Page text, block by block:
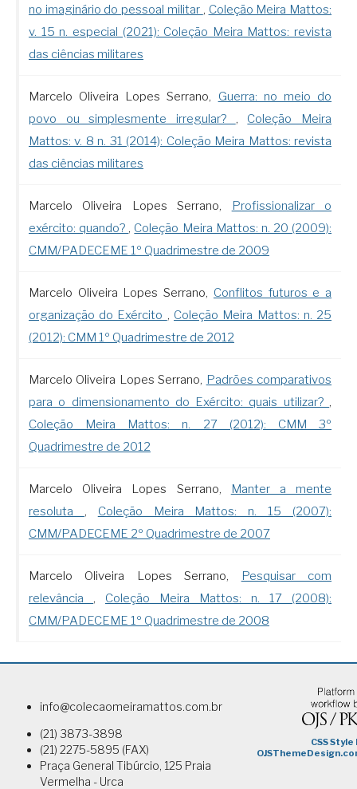
no imaginário do pessoal militar , Coleção Meira Mattos:
v. 15 n. especial (2021): Coleção Meira Mattos: revista
das ciências militares
Marcelo Oliveira Lopes Serrano, Guerra: no meio do
povo ou simplesmente irregular? , Coleção Meira
Mattos: v. 8 n. 31 (2014): Coleção Meira Mattos: revista
das ciências militares
Marcelo Oliveira Lopes Serrano,
Profissionalizar o
exército: quando? , Coleção Meira Mattos: n. 20 (2009):
CMM/PADECEME 1º Quadrimestre de 2009
Marcelo Oliveira Lopes Serrano, Conflitos futuros e a
organização do Exército , Coleção Meira Mattos: n. 25
(2012): CMM 1º Quadrimestre de 2012
Marcelo Oliveira Lopes Serrano, Padrões comparativos
para o dimensionamento do Exército: quais utilizar? ,
Coleção Meira Mattos: n. 27 (2012): CMM 3º
Quadrimestre de 2012
Marcelo Oliveira Lopes Serrano,
Manter a mente
resoluta , Coleção Meira Mattos: n. 15 (2007):
CMM/PADECEME 2º Quadrimestre de 2007
Marcelo Oliveira Lopes Serrano,
Pesquisar com
relevância , Coleção Meira Mattos: n. 17 (2008):
CMM/PADECEME 1º Quadrimestre de 2008
info@colecaomeiramattos.com.br
(21) 3873-3898
(21) 2275-5895 (FAX)
Praça General Tibúrcio, 125 Praia
Vermelha - Urca